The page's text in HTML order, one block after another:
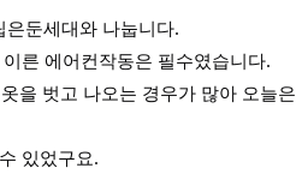
둔세대와 나눕니다.
른 에어컨작동은 필수였습니다.
을 벗고 나오는 경우가 많아 오늘은
있었구요.